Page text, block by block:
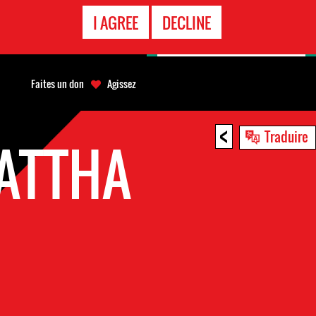
I AGREE DECLINE
< Traduire
Faites un don Agissez
D'URGENCE